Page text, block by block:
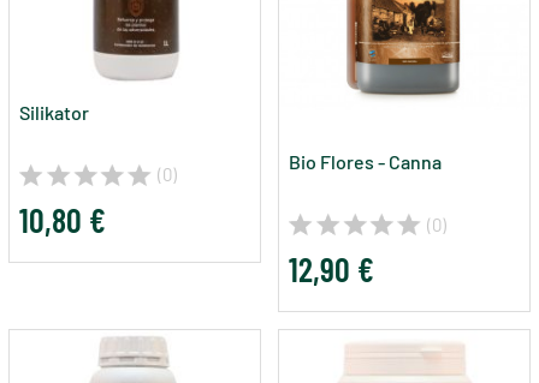
Silikator
(0)
10,80 €
Bio Flores - Canna
(0)
12,90 €